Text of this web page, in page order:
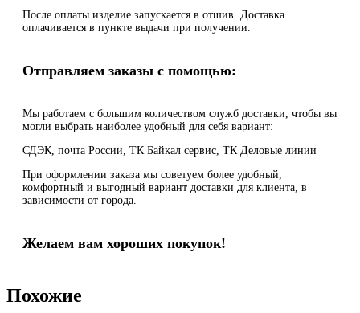
После оплаты изделие запускается в отшив. Доставка
оплачивается в пункте выдачи при получении.
Отправляем заказы с помощью:
Мы работаем с большим количеством служб доставки, чтобы вы
могли выбрать наиболее удобный для себя вариант:
СДЭК, почта России, ТК Байкал сервис, ТК Деловые линии
При оформлении заказа мы советуем более удобный,
комфортный и выгодный вариант доставки для клиента, в
зависимости от города.
Желаем вам хороших покупок!
Похожие